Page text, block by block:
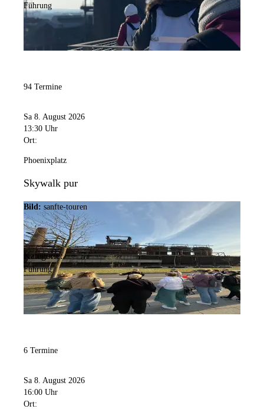
Führung
94 Termine
Sa 8. August 2026
13:30 Uhr
Ort:
Phoenixplatz
Skywalk pur
Bild: sanfte-touren
Kategorie:
Führung
6 Termine
Sa 8. August 2026
16:00 Uhr
Ort: